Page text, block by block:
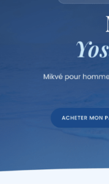
d'étude